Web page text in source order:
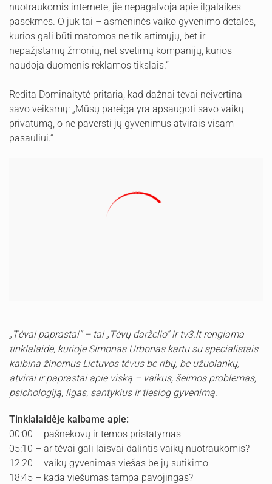
nuotraukomis internete, jie nepagalvoja apie ilgalaikes
pasekmes. O juk tai – asmeninės vaiko gyvenimo detalės,
kurios gali būti matomos ne tik artimųjų, bet ir
nepažįstamų žmonių, net svetimų kompanijų, kurios
naudoja duomenis reklamos tikslais.“
Redita Dominaitytė pritaria, kad dažnai tėvai neįvertina
savo veiksmų: „Mūsų pareiga yra apsaugoti savo vaikų
privatumą, o ne paversti jų gyvenimus atvirais visam
pasauliui.“
„Tėvai paprastai“ – tai „Tėvų darželio“ ir tv3.lt rengiama
tinklalaidė, kurioje Simonas Urbonas kartu su specialistais
kalbina žinomus Lietuvos tėvus be ribų, be užuolankų,
atvirai ir paprastai apie viską – vaikus, šeimos problemas,
psichologiją, ligas, santykius ir tiesiog gyvenimą.
Tinklalaidėje kalbame apie:
00:00 – pašnekovų ir temos pristatymas
05:10 – ar tėvai gali laisvai dalintis vaikų nuotraukomis?
12:20 – vaikų gyvenimas viešas be jų sutikimo
18:45 – kada viešumas tampa pavojingas?